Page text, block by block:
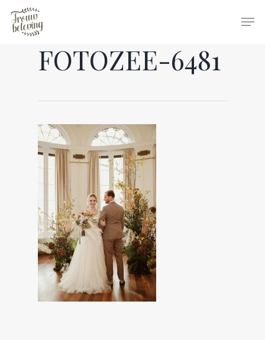
Hit enter to search or ESC to close
FOTOZEE-6481